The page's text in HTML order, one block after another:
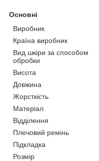
Основні
Виробник
Країна виробник
Вид шкіри за способом
обробки
Висота
Довжина
Жорсткість
Матеріал
Відділення
Плечовий ремінь
Підкладка
Розмір